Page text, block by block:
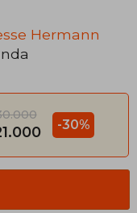
Hermann
-30%